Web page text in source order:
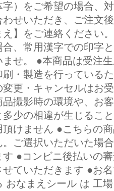
字）をご希望の場合、
わせいただき、ご注文
え】をご連絡ください
合、常用漢字での印字
ませ。 ●本商品は受注
刷・製造を行っている
変更・キャンセルはお
品撮影時の環境や、お
多少の相違が生じるこ
頂けません ●こちらの
。ご選択いただいた場
す ●コンビニ後払いの
せていただきます ●お
おなまえシール は 工